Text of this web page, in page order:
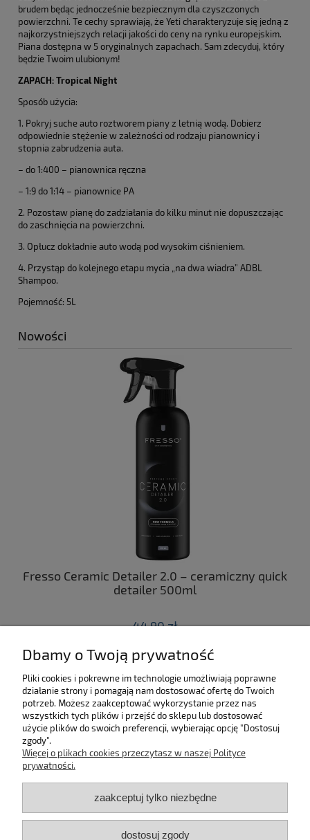
brudem będąc jednocześnie bezpiecznym dla czyszczonych
powierzchni. Te cechy sprawiają, że Yeti charakteryzuje się jedną z
najkorzystniejszych relacji jakości do ceny na rynku europejskim.
Piana dostępna w 5 oryginalnych zapachach. Sam zdecyduj, który
będzie Twoim ulubionym!
ZAPACH: Tropical Night
Sposób użycia:
1. Pokryj suche auto roztworem piany z letnią wodą. Dobierz
odpowiednie stężenie w zależności od rodzaju pianownicy i
stopnia zabrudzenia auta.
– do 1:400 – pianownica ręczna
– 1:9 do 1:14 – pianownice PA
2. Pozostaw pianę do zadziałania do kilku minut nie dopuszczając
do zaschnięcia na powierzchni.
3. Opłucz dokładnie auto wodą pod wysokim ciśnieniem.
4. Przystąp do kolejnego etapu mycia „na dwa wiadra” ADBL
Shampoo.
Pojemność: 5L
Nowości
Fresso Ceramic Detailer 2.0 – ceramiczny quick
detailer 500ml
44,90 zł
do koszyka
SKLEP
MOJE KONTO
BĄDŹ NA BIEŻĄCO!
Dbamy o Twoją prywatność
Pliki cookies i pokrewne im technologie umożliwiają poprawne
działanie strony i pomagają nam dostosować ofertę do Twoich
potrzeb. Możesz zaakceptować wykorzystanie przez nas
wszystkich tych plików i przejść do sklepu lub dostosować
użycie plików do swoich preferencji, wybierając opcję "Dostosuj
zgody".
Więcej o plikach cookies przeczytasz w naszej Polityce
prywatności.
zaakceptuj tylko niezbędne
dostosuj zgody